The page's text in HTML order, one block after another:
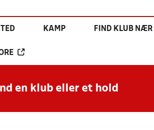
KAMP FIND KLUB NÆR
en klub eller et hold